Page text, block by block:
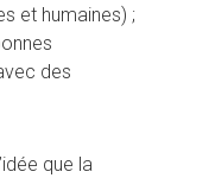
et humaines) ;
des
que la